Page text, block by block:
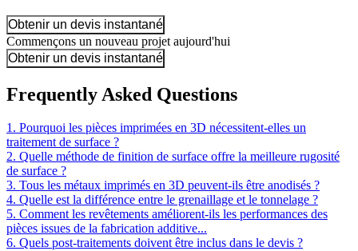
Obtenir un devis instantané
Commençons un nouveau projet aujourd'hui
Obtenir un devis instantané
Frequently Asked Questions
1. Pourquoi les pièces imprimées en 3D nécessitent-elles un
traitement de surface ?
2. Quelle méthode de finition de surface offre la meilleure rugosité
de surface ?
3. Tous les métaux imprimés en 3D peuvent-ils être anodisés ?
4. Quelle est la différence entre le grenaillage et le tonnelage ?
5. Comment les revêtements améliorent-ils les performances des
pièces issues de la fabrication additive...
6. Quels post-traitements doivent être inclus dans le devis ?